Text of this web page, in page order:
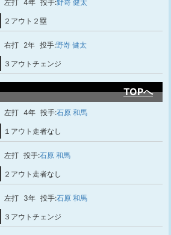
左打 4年 投手:野嵜 健太
２アウト２塁
右打 2年 投手:野嵜 健太
３アウトチェンジ
TOPへ
左打 4年 投手:石原 和馬
１アウト走者なし
左打 投手:石原 和馬
２アウト走者なし
左打 3年 投手:石原 和馬
３アウトチェンジ